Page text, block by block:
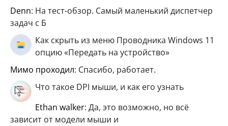
Denn: На тест-обзор. Самый маленький диспетчер
задач с Б
Как скрыть из меню Проводника Windows 11
опцию «Передать на устройство»
мимо проходил: Спасибо, работает.
Что такое DPI мыши, и как его узнать
ethan walker: Да, это возможно, но всё
зависит от модели мыши и